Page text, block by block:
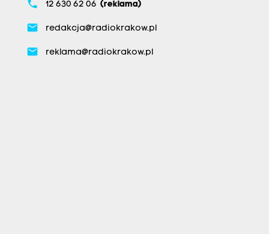
phone 12 630 62 06 (reklama)
email redakcja@radiokrakow.pl
email reklama@radiokrakow.pl